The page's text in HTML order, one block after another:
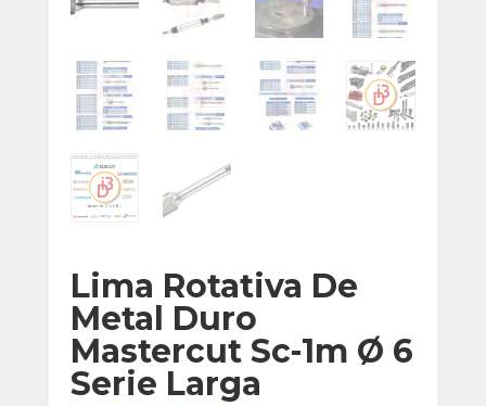
Lima Rotativa De
Metal Duro
Mastercut Sc-1m Ø 6
Serie Larga